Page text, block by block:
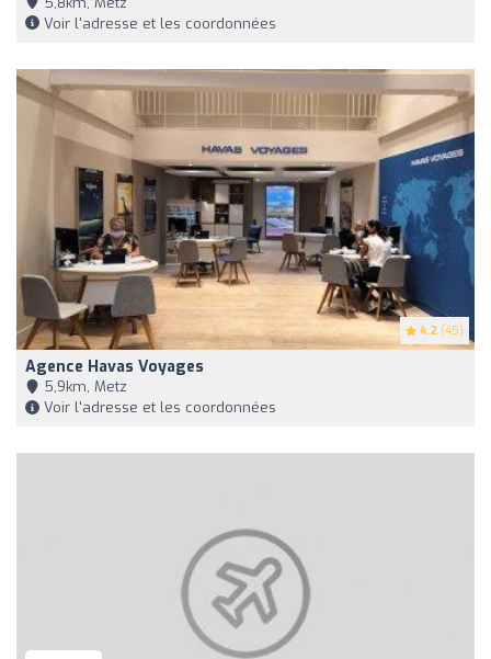
Voir l'adresse et les coordonnées
4.2 (45)
Agence Havas Voyages
5,9km, Metz
Voir l'adresse et les coordonnées